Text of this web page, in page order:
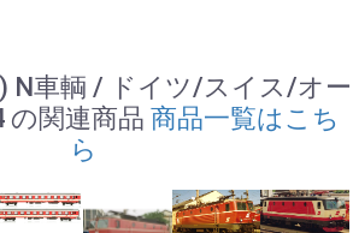
N車輌 / ドイツ/スイス/オー
の関連商品 商品一覧はこち
ら